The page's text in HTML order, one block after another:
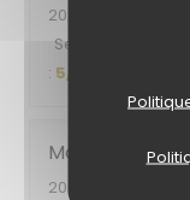
2026-08-04
-
Service
: 5/5
Monica
2026-07-30